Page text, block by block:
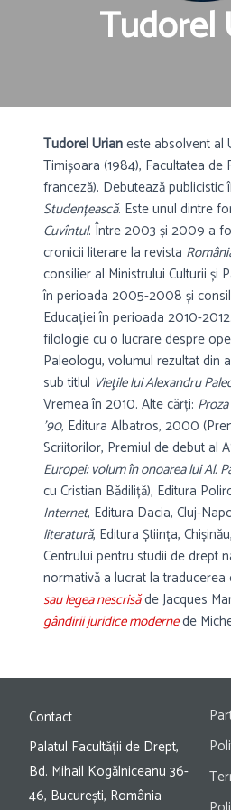
Tudorel
Tudorel Urianeste absolvent al
Timișoara (1984), Facultatea de
franceză). Debutează publicistic
Studențească. Este unul dintre
Cuvîntul. Între 2003 și 2009 a
cronicii literare la revista
consilier al Ministrului Culturii și
în perioada 2005-2008 și
Educației în perioada 2010-
filologie cu o lucrare despre
Paleologu, volumul rezultat din
sub titlul Vieţile lui Alexandru
Vremea în 2010. Alte cărți:
’90, Editura Albatros, 2000
Scriitorilor, Premiul de debut al
Europei: volum în onoarea lui Al.
cu Cristian Bădiliță), Editura
Internet, Editura Dacia, Cluj-
literatură, Editura Știința,
Centrului pentru studii de drept
normativă a lucrat la traducerea
sau legea nescrisăde Jacques
gândirii juridice modernede
Contact
Palatul Facultății de Drept,
Bd. Mihail Kogălniceanu 36-
46, București, România